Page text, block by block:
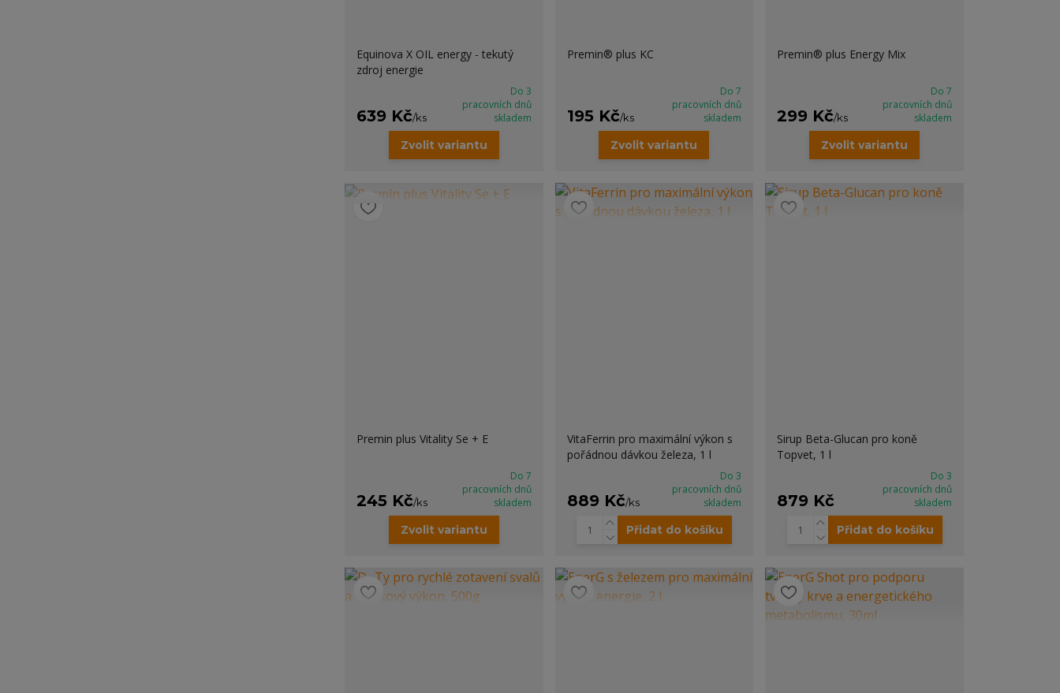
Equinova X OIL energy - tekutý
zdroj energie
639 Kč/ks
Do 3
pracovních dnů
skladem
Zvolit variantu
Premin® plus KC
195 Kč/ks
Do 7
pracovních dnů
skladem
Zvolit variantu
Premin® plus Energy Mix
299 Kč/ks
Do 7
pracovních dnů
skladem
Zvolit variantu
Premin plus Vitality Se + E
245 Kč/ks
Do 7
pracovních dnů
skladem
Zvolit variantu
VitaFerrin pro maximální výkon s
pořádnou dávkou železa, 1 l
889 Kč/ks
Do 3
pracovních dnů
skladem
Přidat do košíku
Sirup Beta-Glucan pro koně
Topvet, 1 l
879 Kč
Do 3
pracovních dnů
skladem
Přidat do košíku